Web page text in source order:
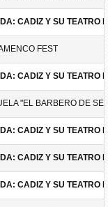
CADIZ Y SU TEATRO
FEST
CADIZ Y SU TEATRO
"EL BARBERO DE
CADIZ Y SU TEATRO
CADIZ Y SU TEATRO
CADIZ Y SU TEATRO